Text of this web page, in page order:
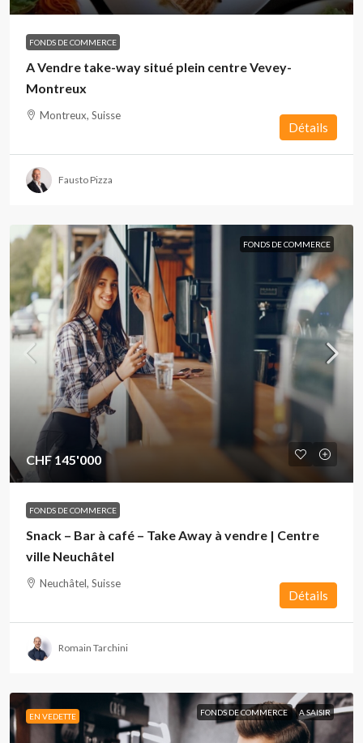
FONDS DE COMMERCE
A Vendre take-way situé plein centre Vevey-
Montreux
Montreux, Suisse
Détails
Fausto Pizza
FONDS DE COMMERCE
CHF 145'000
FONDS DE COMMERCE
Snack – Bar à café – Take Away à vendre | Centre
ville Neuchâtel
Neuchâtel, Suisse
Détails
Romain Tarchini
EN VEDETTE FONDS DE COMMERCE A SAISIR